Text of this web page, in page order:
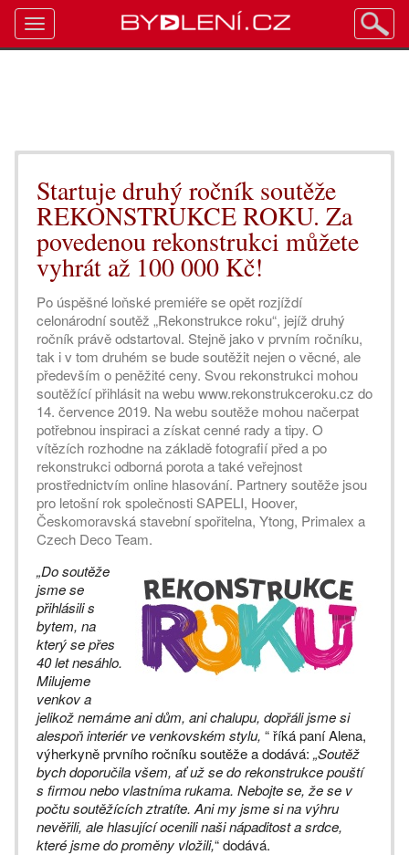
Startuje druhý ročník soutěže
REKONSTRUKCE ROKU. Za
povedenou rekonstrukci můžete
vyhrát až 100 000 Kč!
Po úspěšné loňské premiéře se opět rozjíždí
celonárodní soutěž „Rekonstrukce roku“, jejíž druhý
ročník právě odstartoval. Stejně jako v prvním ročníku,
tak i v tom druhém se bude soutěžit nejen o věcné, ale
především o peněžité ceny. Svou rekonstrukci mohou
soutěžící přihlásit na webu www.rekonstrukceroku.cz do
14. července 2019. Na webu soutěže mohou načerpat
potřebnou inspiraci a získat cenné rady a tipy. O
vítězích rozhodne na základě fotografií před a po
rekonstrukci odborná porota a také veřejnost
prostřednictvím online hlasování. Partnery soutěže jsou
pro letošní rok společnosti SAPELI, Hoover,
Českomoravská stavební spořitelna, Ytong, Primalex a
Czech Deco Team.
„Do soutěže
jsme se
přihlásili s
bytem, na
který se přes
40 let nesáhlo.
Milujeme
venkov a
jelikož nemáme ani dům, ani chalupu, dopřáli jsme si
alespoň interiér ve venkovském stylu, “ říká paní Alena,
výherkyně prvního ročníku soutěže a dodává: „Soutěž
bych doporučila všem, ať už se do rekonstrukce pouští
s firmou nebo vlastníma rukama. Nebojte se, že se v
počtu soutěžících ztratíte. Ani my jsme si na výhru
nevěřili, ale hlasující ocenili naši nápaditost a srdce,
které jsme do proměny vložili,“ dodává.
Toggle
navigation